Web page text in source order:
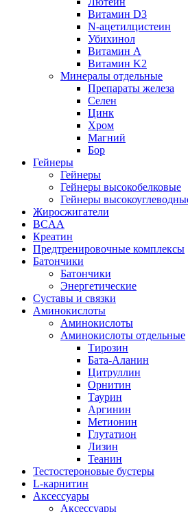
Витамин D3
N-ацетилцистеин
Убихинол
Витамин А
Витамин K2
Минералы отдельные
Препараты железа
Селен
Цинк
Хром
Магний
Бор
Гейнеры
Гейнеры
Гейнеры высокобелковые
Гейнеры
Жиросжигатели
BCAA
Креатин
Предтренировочные комплексы
Батончики
Батончики
Энергетические
Суставы и связки
Аминокислоты
Аминокислоты
Аминокислоты отдельные
Тирозин
Бата-Аланин
Цитруллин
Орнитин
Таурин
Аргинин
Метионин
Глутатион
Лизин
Теанин
Тестостероновые бустеры
L-карнитин
Аксессуары
Аксессуары